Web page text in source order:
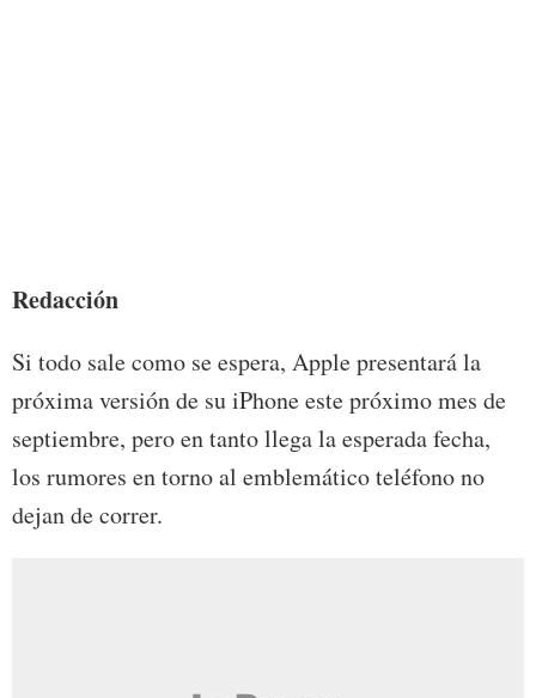
Redacción
Si todo sale como se espera, Apple presentará la
próxima versión de su iPhone este próximo mes de
septiembre, pero en tanto llega la esperada fecha,
los rumores en torno al emblemático teléfono no
dejan de correr.